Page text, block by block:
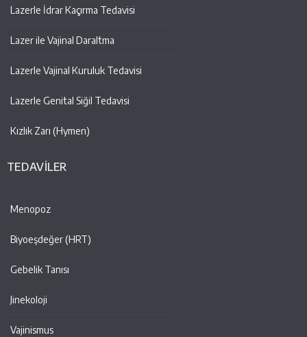
Lazerle İdrar Kaçırma Tedavisi
Lazer ile Vajinal Daraltma
Lazerle Vajinal Kuruluk Tedavisi
Lazerle Genital Siğil Tedavisi
Kızlık Zarı (Hymen)
TEDAVİLER
Menopoz
Biyoeşdeğer (HRT)
Gebelik Tanısı
Jinekoloji
Vajinismus